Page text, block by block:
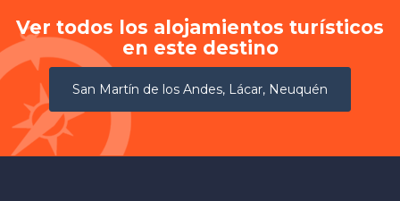
Ver todos los alojamientos turísticos
en este destino
San Martín de los Andes, Lácar, Neuquén